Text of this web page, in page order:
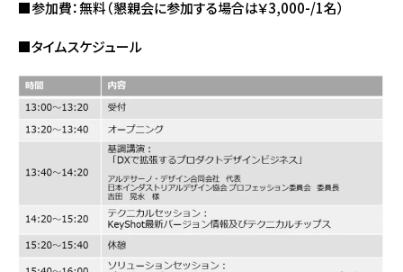
■参加費：無料（懇親会に参加する場合は￥3,000-/1名）
■タイムスケジュール